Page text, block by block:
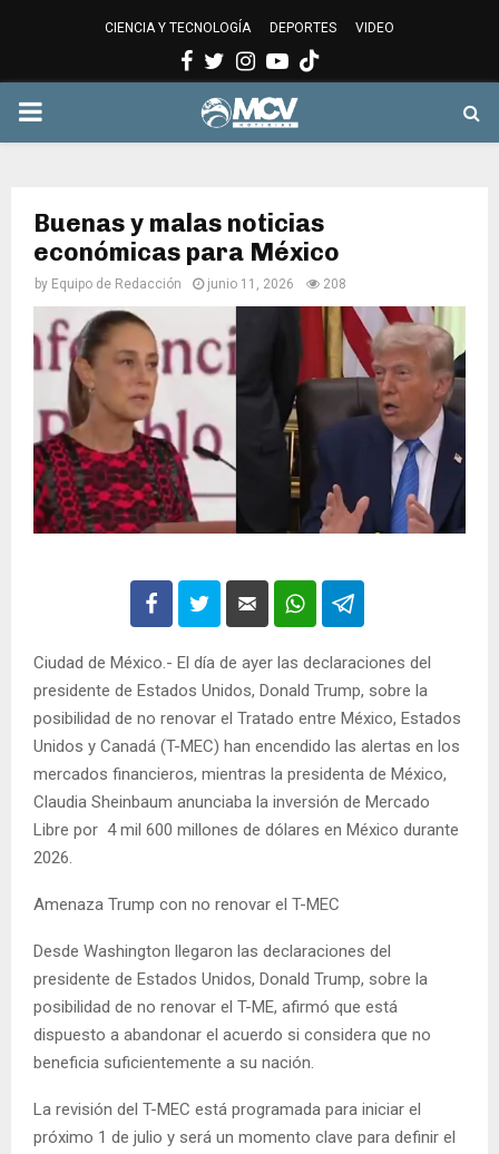
CIENCIA Y TECNOLOGÍA DEPORTES VIDEO
Facebook
Twitter
Instagram
Youtube
PRIMARY
Buenas y malas noticias
económicas para México
by Equipo de Redacción junio 11, 2026 208
Ciudad de México.- El día de ayer las declaraciones del
presidente de Estados Unidos, Donald Trump, sobre la
posibilidad de no renovar el Tratado entre México, Estados
Unidos y Canadá (T-MEC) han encendido las alertas en los
mercados financieros, mientras la presidenta de México,
Claudia Sheinbaum anunciaba la inversión de Mercado
Libre por 4 mil 600 millones de dólares en México durante
2026.
Amenaza Trump con no renovar el T-MEC
Desde Washington llegaron las declaraciones del
presidente de Estados Unidos, Donald Trump, sobre la
posibilidad de no renovar el T-ME, afirmó que está
dispuesto a abandonar el acuerdo si considera que no
beneficia suficientemente a su nación.
La revisión del T-MEC está programada para iniciar el
próximo 1 de julio y será un momento clave para definir el